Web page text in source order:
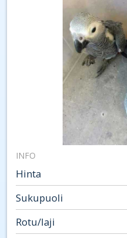
INFO
Hinta
Sukupuoli
Rotu/laji